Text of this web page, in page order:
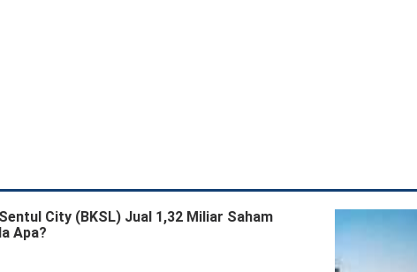
City (BKSL) Jual 1,32 Miliar Saham
Apa?